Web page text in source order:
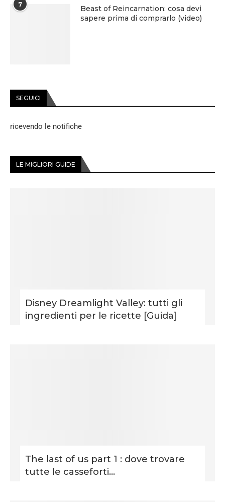
7
Beast of Reincarnation: cosa devi
sapere prima di comprarlo (video)
SEGUICI
ricevendo le notifiche
LE MIGLIORI GUIDE
Disney Dreamlight Valley: tutti gli
ingredienti per le ricette [Guida]
The last of us part 1 : dove trovare
tutte le casseforti...